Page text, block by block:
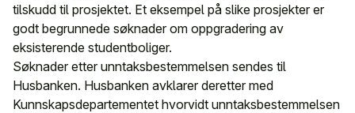
tilskudd til prosjektet. Et eksempel på slike prosjekter er
godt begrunnede søknader om oppgradering av
eksisterende studentboliger.
Søknader etter unntaksbestemmelsen sendes til
Husbanken. Husbanken avklarer deretter med
Kunnskapsdepartementet hvorvidt unntaksbestemmelsen